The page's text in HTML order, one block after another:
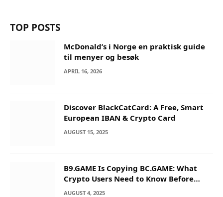
TOP POSTS
McDonald’s i Norge en praktisk guide
til menyer og besøk
APRIL 16, 2026
Discover BlackCatCard: A Free, Smart
European IBAN & Crypto Card
AUGUST 15, 2025
B9.GAME Is Copying BC.GAME: What
Crypto Users Need to Know Before
They Deposit
AUGUST 4, 2025